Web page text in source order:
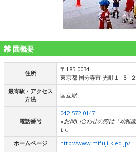
園概要
住所
〒185-0034
東京都 国分寺市 光町１−５−２
最寄駅・アクセス
方法
国立駅
電話番号
042-572-0147
※お問い合わせの際は「幼稚
い。
ホームページ
http://www.mifuji-k.ed.jp/